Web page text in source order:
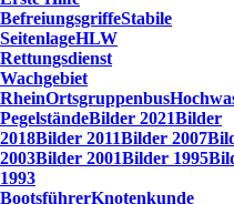
BefreiungsgriffeStabile
SeitenlageHLW
Rettungsdienst
Wachgebiet
RheinOrtsgruppenbus
PegelständeBilder 2021Bilder
2018Bilder 2011Bilder 2007
2003Bilder 2001Bilder 1995
1993
BootsführerKnotenkunde